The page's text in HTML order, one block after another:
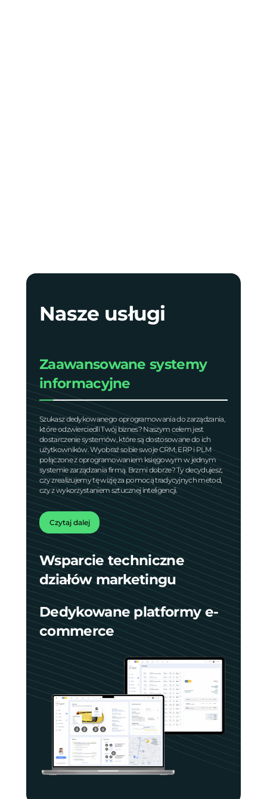
Nasze usługi
Zaawansowane systemy
informacyjne
Szukasz dedykowanego oprogramowania do zarządzania,
które odzwierciedli Twój biznes? Naszym celem jest
dostarczenie systemów, które są dostosowane do ich
użytkowników. Wyobraź sobie swoje CRM, ERP i PLM
połączone z oprogramowaniem księgowym w jednym
systemie zarządzania firmą. Brzmi dobrze? Ty decydujesz,
czy zrealizujemy tę wizję za pomocą tradycyjnych metod,
czy z wykorzystaniem sztucznej inteligencji.
Czytaj dalej
Wsparcie techniczne
działów marketingu
Dedykowane platformy e-
commerce